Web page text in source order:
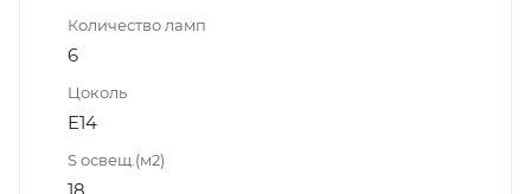
Количество ламп
6
Цоколь
E14
S освещ.(м2)